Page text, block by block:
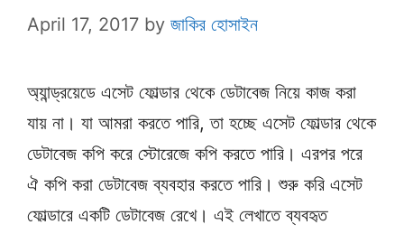
April 17, 2017 by জাকির হোসাইন
অ্যান্ড্রয়েডে এসেট ফোল্ডার থেকে ডেটাবেজ নিয়ে কাজ করা
যায় না। যা আমরা করতে পারি, তা হচ্ছে এসেট ফোল্ডার থেকে
ডেটাবেজ কপি করে স্টোরেজে কপি করতে পারি। এরপর পরে
ঐ কপি করা ডেটাবেজ ব্যবহার করতে পারি। শুরু করি এসেট
ফোল্ডারে একটি ডেটাবেজ রেখে। এই লেখাতে ব্যবহৃত